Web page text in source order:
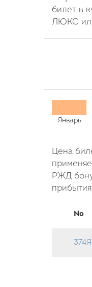
билет в
ЛЮКС
Цена
РЖД
No
374Я